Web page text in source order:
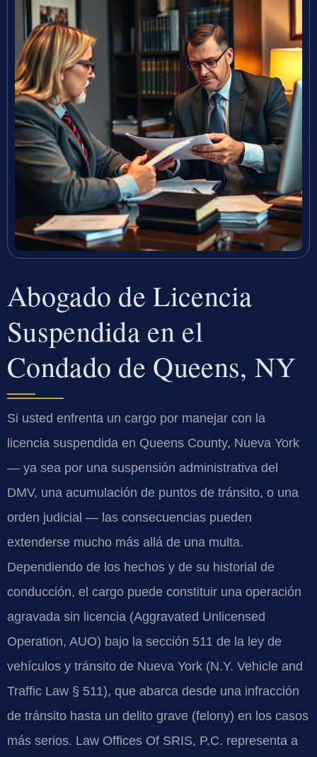
Abogado de Licencia
Suspendida en el
Condado de Queens, NY
Si usted enfrenta un cargo por manejar con la
licencia suspendida en Queens County, Nueva York
— ya sea por una suspensión administrativa del
DMV, una acumulación de puntos de tránsito, o una
orden judicial — las consecuencias pueden
extenderse mucho más allá de una multa.
Dependiendo de los hechos y de su historial de
conducción, el cargo puede constituir una operación
agravada sin licencia (Aggravated Unlicensed
Operation, AUO) bajo la sección 511 de la ley de
vehículos y tránsito de Nueva York (N.Y. Vehicle and
Traffic Law § 511), que abarca desde una infracción
de tránsito hasta un delito grave (felony) en los casos
más serios. Law Offices Of SRIS, P.C. representa a